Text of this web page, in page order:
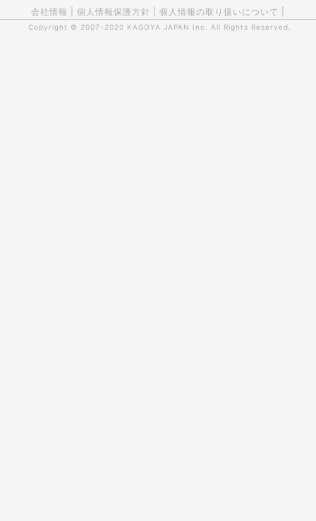
会社情報 個人情報保護方針 個人情報の取り扱いについて
Copyright © 2007-2020 KAGOYA JAPAN Inc. All Rights Reserved.